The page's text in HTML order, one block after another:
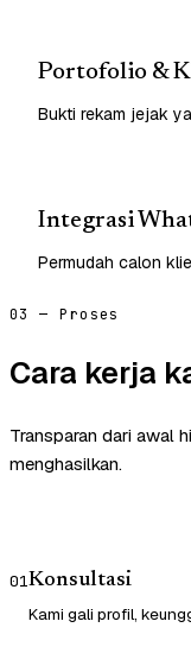
Portofolio &
Bukti rekam jejak
Integrasi
Permudah calon
03 — Proses
Cara kerja
Transparan dari awal
menghasilkan.
01Konsultasi
Kami gali profil,